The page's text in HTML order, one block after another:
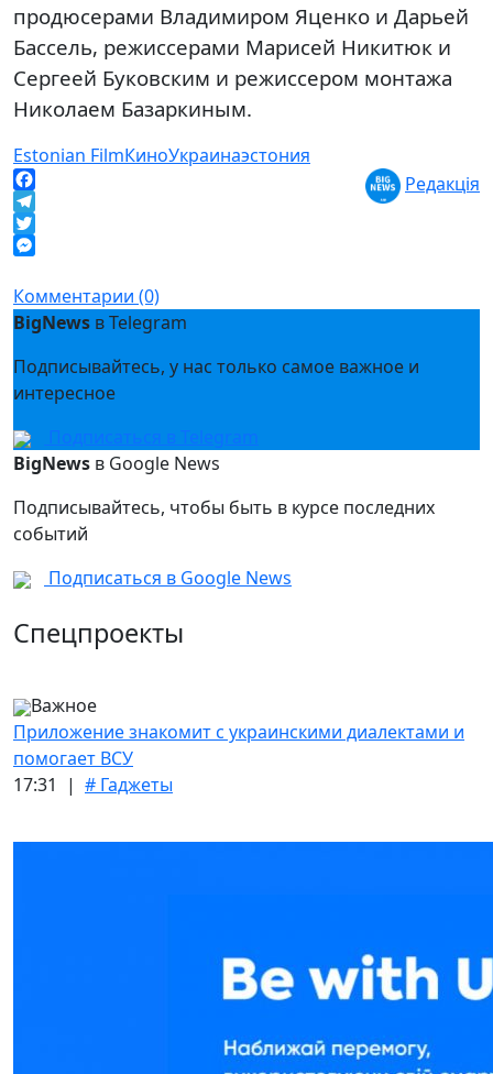
продюсерами Владимиром Яценко и Дарьей
Бассель, режиссерами Марисей Никитюк и
Сергеей Буковским и режиссером монтажа
Николаем Базаркиным.
Estonian FilmКиноУкраинаэстония
Facebook
Telegram
Twitter
Редакція
Комментарии (0)
BigNews в Telegram
Подписывайтесь, у нас только самое важное и
интересное
Подписаться в Telegram
BigNews в Google News
Подписывайтесь, чтобы быть в курсе последних
событий
Подписаться в Google News
Спецпроекты
Важное
Приложение знакомит с украинскими диалектами и
помогает ВСУ
17:31 | # Гаджеты